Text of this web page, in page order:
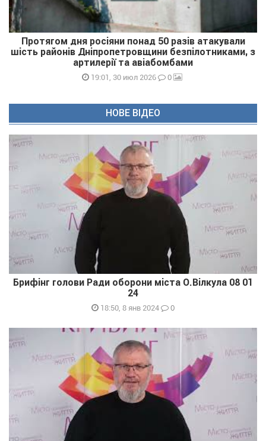
Протягом дня росіяни понад 50 разів атакували
шість районів Дніпропетровщини безпілотниками, з
артилерії та авіабомбами
19:01, 30 июл 2026 0
НОВЕ ВІДЕО
Брифінг голови Ради оборони міста О.Вілкула 08 01
24
18:50, 8 янв 2024 0